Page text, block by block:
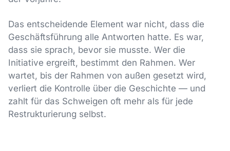
Das entscheidende Element war nicht, dass die
Geschäftsführung alle Antworten hatte. Es war,
dass sie sprach, bevor sie musste. Wer die
Initiative ergreift, bestimmt den Rahmen. Wer
wartet, bis der Rahmen von außen gesetzt wird,
verliert die Kontrolle über die Geschichte — und
zahlt für das Schweigen oft mehr als für jede
Restrukturierung selbst.